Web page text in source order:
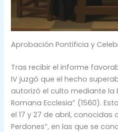
Aprobación Pontificia y
Tras recibir el informe
IV juzgó que el hecho
autorizó el culto mediante la
Romana Ecclesia” (1560).
el 17 y 27 de abril, conocidas
Perdones”, en las que se